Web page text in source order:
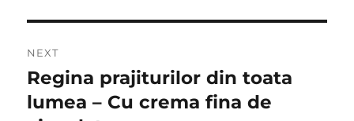
NEXT
Next
post:
Regina prajiturilor din toata
lumea – Cu crema fina de